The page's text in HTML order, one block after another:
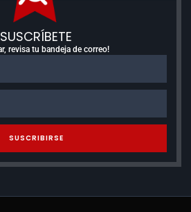
SUSCRÍBETE
revisa tu bandeja de correo!
SUSCRIBIRSE